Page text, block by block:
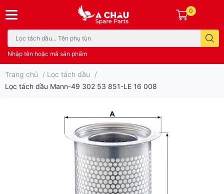
Nhập tên hoặc mã sản phẩm
0
Trang chủ / Lọc tách dầu
/
Lọc tách dầu Mann-49 302 53 851-LE 16 008